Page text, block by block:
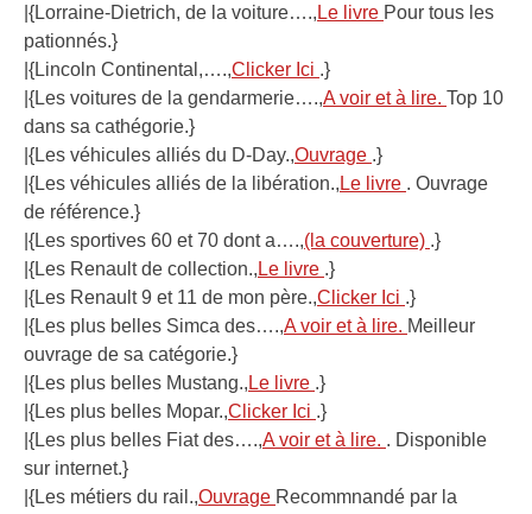
|{Lorraine-Dietrich, de la voiture…., Le livre Pour tous les
pationnés.}
|{Lincoln Continental,….,Clicker Ici .}
|{Les voitures de la gendarmerie….,A voir et à lire. Top 10
dans sa cathégorie.}
|{Les véhicules alliés du D-Day.,Ouvrage .}
|{Les véhicules alliés de la libération., Le livre . Ouvrage
de référence.}
|{Les sportives 60 et 70 dont a….,(la couverture) .}
|{Les Renault de collection., Le livre .}
|{Les Renault 9 et 11 de mon père.,Clicker Ici .}
|{Les plus belles Simca des….,A voir et à lire. Meilleur
ouvrage de sa catégorie.}
|{Les plus belles Mustang., Le livre .}
|{Les plus belles Mopar.,Clicker Ici .}
|{Les plus belles Fiat des….,A voir et à lire. . Disponible
sur internet.}
|{Les métiers du rail.,Ouvrage Recommnandé par la